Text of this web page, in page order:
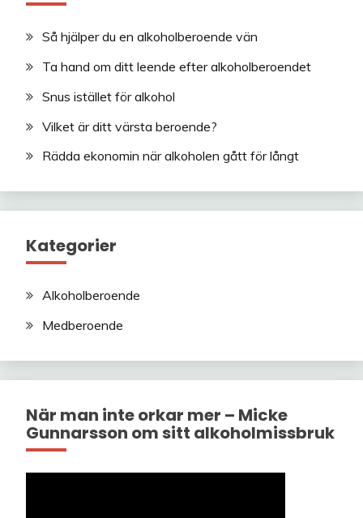
Så hjälper du en alkoholberoende vän
Ta hand om ditt leende efter alkoholberoendet
Snus istället för alkohol
Vilket är ditt värsta beroende?
Rädda ekonomin när alkoholen gått för långt
Kategorier
Alkoholberoende
Medberoende
När man inte orkar mer – Micke
Gunnarsson om sitt alkoholmissbruk